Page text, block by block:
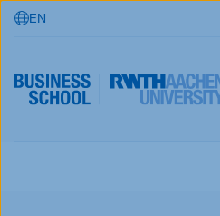
Zum Hauptinhalt springen
EN